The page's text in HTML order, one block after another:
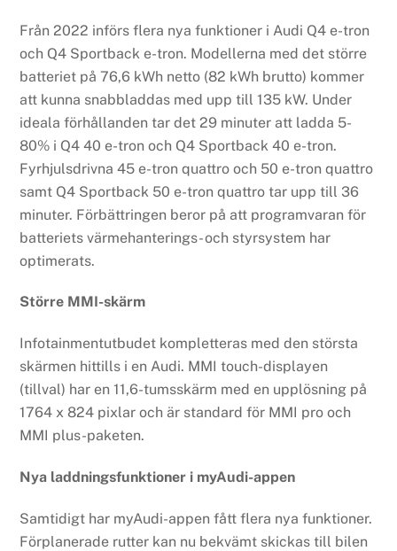
Från 2022 införs flera nya funktioner i Audi Q4 e-tron
och Q4 Sportback e-tron. Modellerna med det större
batteriet på 76,6 kWh netto (82 kWh brutto) kommer
att kunna snabbladdas med upp till 135 kW. Under
ideala förhållanden tar det 29 minuter att ladda 5-
80% i Q4 40 e-tron och Q4 Sportback 40 e-tron.
Fyrhjulsdrivna 45 e-tron quattro och 50 e-tron quattro
samt Q4 Sportback 50 e-tron quattro tar upp till 36
minuter. Förbättringen beror på att programvaran för
batteriets värmehanterings- och styrsystem har
optimerats.
Större MMI-skärm
Infotainmentutbudet kompletteras med den största
skärmen hittills i en Audi. MMI touch-displayen
(tillval) har en 11,6-tumsskärm med en upplösning på
1764 x 824 pixlar och är standard för MMI pro och
MMI plus-paketen.
Nya laddningsfunktioner i myAudi-appen
Samtidigt har myAudi-appen fått flera nya funktioner.
Förplanerade rutter kan nu bekvämt skickas till bilen